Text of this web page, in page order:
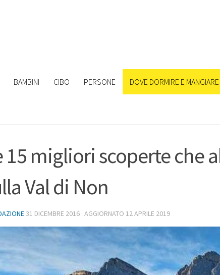
BAMBINI CIBO PERSONE DOVE DORMIRE E MANGIARE
15 migliori scoperte che
Val di Non
31 DICEMBRE 2016 · AGGIORNATO 12 APRILE 2019